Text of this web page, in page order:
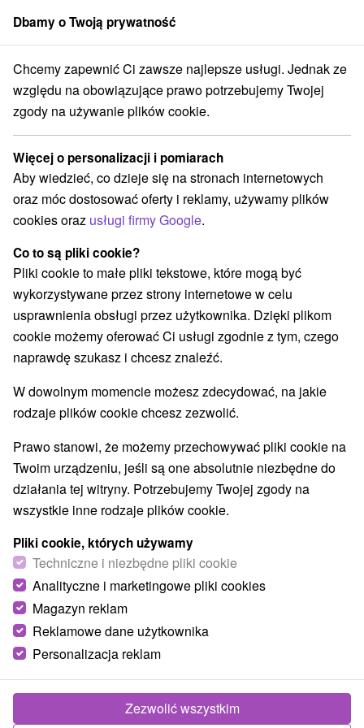
członek grupySorger
Žilinský kraj Jasná Hotel SOREA SNP *** Demänovská Dolina
Specjalne oferty - Hotel SOREA
SNP★★★Demänovská Dolina
Jasná
Przejdź do lokalizacji
O URZĄDZENIA SPECJALNE OFERTY OPINIE
LokalizacjaStredné Slovensko, Žilinský kraj, Jasná
Zadzwoń do nas - +421 2 21 02 57 57
TIP
Urlop w sercu Doliny Demianowskiej w
metrów od kolejki linowej
Hotel SOREA SNP★★★Demänovská Dolina
Dbamy o Twoją prywatność
Chcemy zapewnić Ci zawsze najlepsze usługi. Jednak ze
względu na obowiązujące prawo potrzebujemy Twojej
zgody na używanie plików cookie.
Więcej o personalizacji i pomiarach
Aby wiedzieć, co dzieje się na stronach internetowych
oraz móc dostosować oferty i reklamy, używamy plików
cookies oraz usługi firmy Google.
Co to są pliki cookie?
Pliki cookie to małe pliki tekstowe, które mogą być
wykorzystywane przez strony internetowe w celu
usprawnienia obsługi przez użytkownika. Dzięki plikom
cookie możemy oferować Ci usługi zgodnie z tym, czego
naprawdę szukasz i chcesz znaleźć.
W dowolnym momencie możesz zdecydować, na jakie
rodzaje plików cookie chcesz zezwolić.
Prawo stanowi, że możemy przechowywać pliki cookie na
Twoim urządzeniu, jeśli są one absolutnie niezbędne do
działania tej witryny. Potrzebujemy Twojej zgody na
wszystkie inne rodzaje plików cookie.
Pliki cookie, których używamy
Techniczne i niezbędne pliki cookie
Analityczne i marketingowe pliki cookies
Magazyn reklam
Reklamowe dane użytkownika
Personalizacja reklam
Zezwolić wszystkim